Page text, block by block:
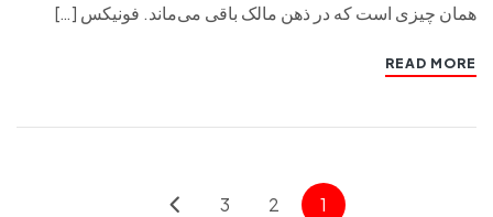
همان چیزی است که در ذهن مالک باقی می‌ماند. فونیکس […]
READ MORE
1
2
3